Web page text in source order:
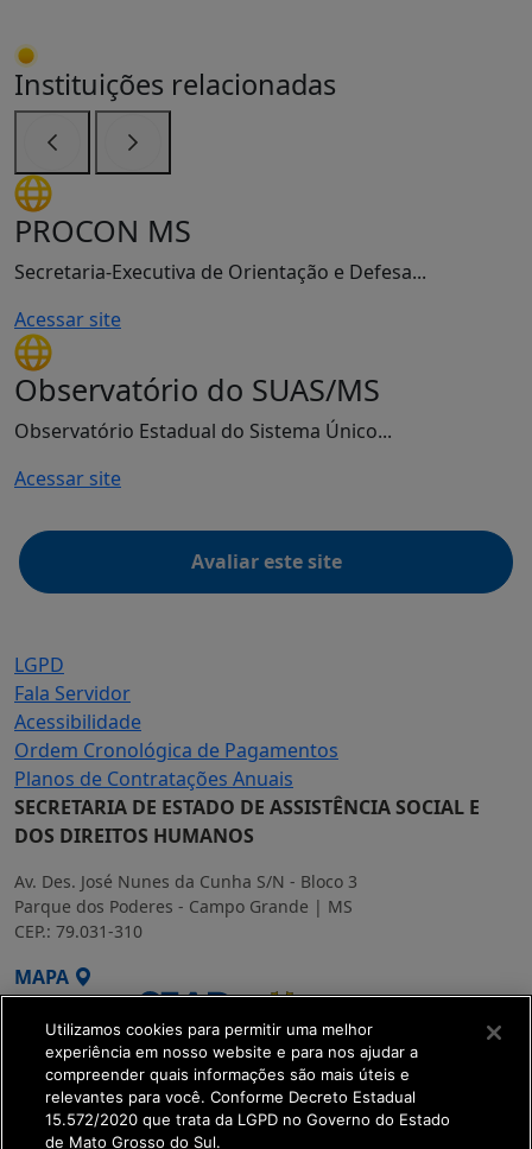
Instituições relacionadas
Anterior
PROCON MS
Secretaria-Executiva de Orientação e Defesa...
Acessar site
Observatório do SUAS/MS
Observatório Estadual do Sistema Único...
Acessar site
Avaliar este site
LGPD
Fala Servidor
Acessibilidade
Ordem Cronológica de Pagamentos
Planos de Contratações Anuais
SECRETARIA DE ESTADO DE ASSISTÊNCIA SOCIAL E
DOS DIREITOS HUMANOS
Av. Des. José Nunes da Cunha S/N - Bloco 3
Parque dos Poderes - Campo Grande | MS
CEP.: 79.031-310
MAPA
SETDIG | Secretaria-
Utilizamos cookies para permitir uma melhor
experiência em nosso website e para nos ajudar a
compreender quais informações são mais úteis e
relevantes para você. Conforme Decreto Estadual
15.572/2020 que trata da LGPD no Governo do Estado
de Mato Grosso do Sul.